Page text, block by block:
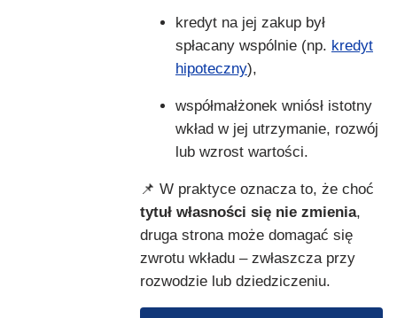
kredyt na jej zakup był
spłacany wspólnie (np. kredyt
hipoteczny),
współmałżonek wniósł istotny
wkład w jej utrzymanie, rozwój
lub wzrost wartości.
📌 W praktyce oznacza to, że choć
tytuł własności się nie zmienia,
druga strona może domagać się
zwrotu wkładu – zwłaszcza przy
rozwodzie lub dziedziczeniu.